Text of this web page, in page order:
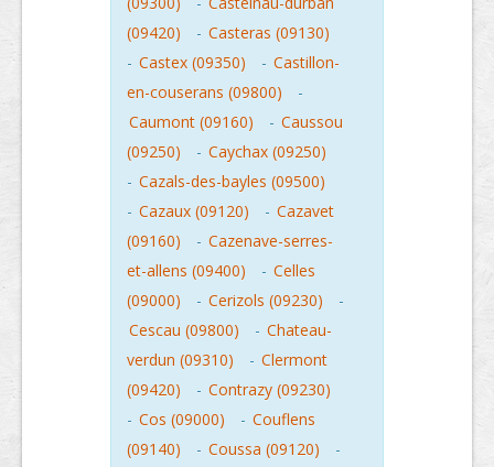
(09420)
- Casteras (09130)
- Castex (09350) - Castillon-
en-couserans (09800)
-
Caumont (09160)
- Caussou
(09250)
- Caychax (09250)
- Cazals-des-bayles (09500)
- Cazaux (09120) - Cazavet
(09160)
- Cazenave-serres-
et-allens (09400)
- Celles
(09000)
- Cerizols (09230)
-
Cescau (09800)
- Chateau-
verdun (09310)
- Clermont
(09420)
- Contrazy (09230)
- Cos (09000) - Couflens
(09140)
- Coussa (09120)
-